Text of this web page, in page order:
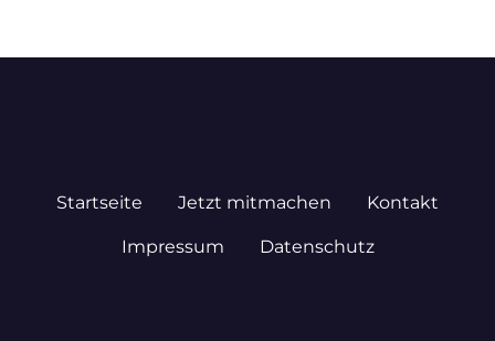
Startseite Jetzt mitmachen Kontakt
Impressum Datenschutz